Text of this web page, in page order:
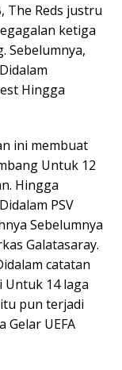
The Reds justru
ketiga
Sebelumnya,
Hingga
ini membuat
Untuk 12
Hingga
PSV
Sebelumnya
Galatasaray.
catatan
14 laga
pun terjadi
Gelar UEFA